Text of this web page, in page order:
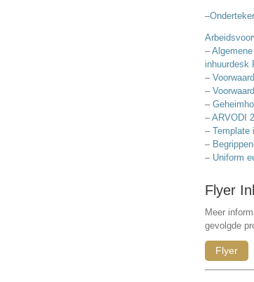
–
–
inhuurdesk
–
–
–
–ARVODI
– Template
–
– Uniform
Flyer
Meer
gevolgde
Flyer